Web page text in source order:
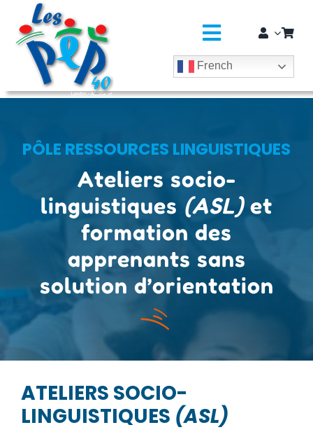
principal
Passer
contenu
Toggle
EDUCATION JEUNESSE
SOLIDARITÉ & CITOYENNETÉ
MÉDICO-SOCIAL ET SAPADHE
French
PÔLE RESSOURCES LINGUISTIQUES
Ateliers socio-
linguistiques (ASL)et
formation des
apprenants sans
solution d’orientation
ATELIERS SOCIO-
LINGUISTIQUES (ASL)